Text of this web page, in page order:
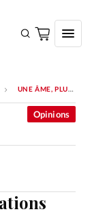
UNE ÂME, PLUSIEURS GÉNÉRATIONS
Opinions